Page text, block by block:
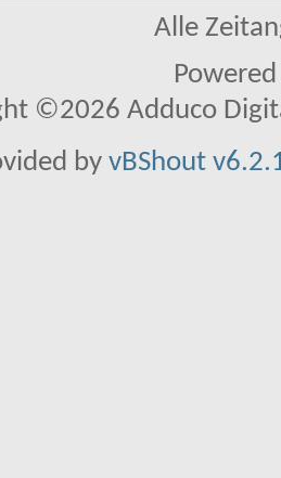
Alle
©2026 Adduco
by vBShout